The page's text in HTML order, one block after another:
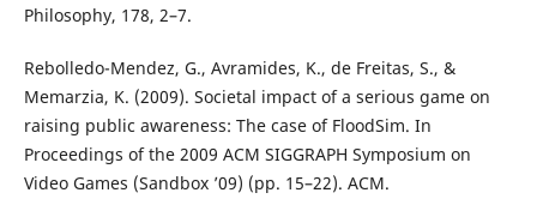
Philosophy, 178, 2–7.
Rebolledo-Mendez, G., Avramides, K., de Freitas, S., &
Memarzia, K. (2009). Societal impact of a serious game on
raising public awareness: The case of FloodSim. In
Proceedings of the 2009 ACM SIGGRAPH Symposium on
Video Games (Sandbox ’09) (pp. 15–22). ACM.